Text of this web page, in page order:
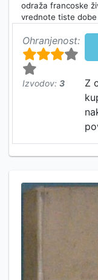
odraža francoske
vrednote tiste
Ohranjenost:
Izvodov: 3
Z